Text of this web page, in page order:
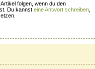
folgen, wenn du den
Du kannst eine Antwort schreiben